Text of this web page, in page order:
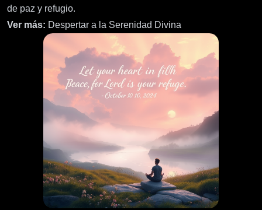
de paz y refugio.
Ver más: Despertar a la Serenidad Divina